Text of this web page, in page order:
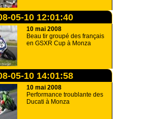
05-10 12:01:40
10 mai 2008
Beau tir groupé des français
en GSXR Cup à Monza
05-10 14:01:58
10 mai 2008
Performance troublante des
Ducati à Monza